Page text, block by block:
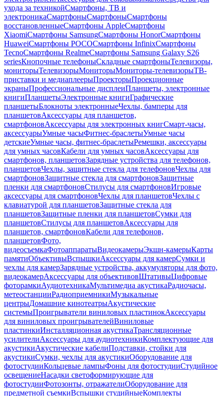
ухода за техникойСмартфоны, ТВ и
электроникаСмартфоныСмартфоныСмартфоны
восстановленныеСмартфоны AppleСмартфоны
XiaomiСмартфоны SamsungСмартфоны HonorСмартфоны
HuaweiСмартфоны POCOСмартфоны InfinixСмартфоны
TecnoСмартфоны RealmeСмартфоны Samsung Galaxy S26
seriesКнопочные телефоныСкладные смартфоныТелевизоры,
мониторыТелевизорыМониторыМониторы-телевизорыТВ-
приставки и медиаплеерыПроекторыПроекционные
экраныПрофессиональные дисплеиПланшеты, электронные
книгиПланшетыЭлектронные книгиГрафические
планшетыБлокноты электронныеЧехлы, бамперы для
планшетовАксессуары для планшетов,
смартфоновАксессуары для электронных книгСмарт-часы,
аксессуарыУмные часыФитнес-браслетыУмные часы
детскиеУмные часы, фитнес-браслетыРемешки, аксессуары
для умных часовКабели для умных часовАксессуары для
смартфонов, планшетовЗарядные устройства для телефонов,
планшетовЧехлы, защитные стекла для телефоновЧехлы для
смартфоновЗащитные стекла для смартфоновЗащитные
пленки для смартфоновСтилусы для смартфоновИгровые
аксессуары для смартфоновЧехлы для планшетовЧехлы с
клавиатурой для планшетовЗащитные стекла для
планшетовЗащитные пленки для планшетовСумки для
планшетовСтилусы для планшетовАксессуары для
планшетов, смартфоновКабели для телефонов,
планшетовФото,
видеосъемкаФотоаппаратыВидеокамерыЭкшн-камерыКарты
памятиОбъективыВспышкиАксессуары для камерСумки и
чехлы для камерЗарядные устройства, аккумуляторы для фото,
видеокамерАксессуары для объективовШтативыЦифровые
фоторамкиАудиотехникаМультимедиа акустикаРадиочасы,
метеостанцииРадиоприемникиМузыкальные
центрыДомашние кинотеатрыАкустические
системыПроигрыватели виниловых пластинокАксессуары
для виниловых проигрывателейВиниловые
пластинкиИнсталляционная акустикаТрансляционные
усилителиАксессуары для аудиотехникиКомплектующие для
акустикиАкустические кабелиПодставки, стойки для
акустикиСумки, чехлы для акустикиОборудование для
фотостудииКольцевые лампыФоны для фотостудииСтудийное
освещениеНасадки светоформирующие для
фотостудииФотозонты, отражателиОборудование для
предметной съемкиВспышки студийныеКомплекты